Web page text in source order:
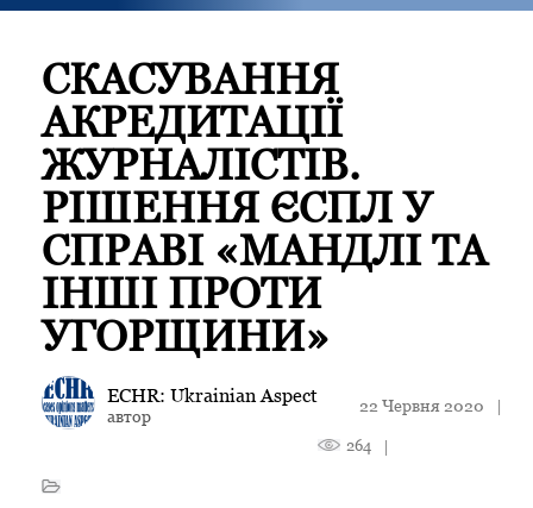
СКАСУВАННЯ
АКРЕДИТАЦІЇ
ЖУРНАЛІСТІВ.
РІШЕННЯ ЄСПЛ У
СПРАВІ «МАНДЛІ ТА
ІНШІ ПРОТИ
УГОРЩИНИ»
ECHR: Ukrainian Aspect
автор
22 Червня 2020 |
264 |